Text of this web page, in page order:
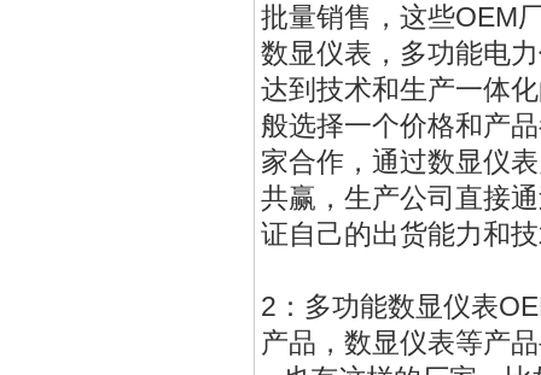
批量销售，这些OEM
数显仪表，多功能电
达到技术和生产一体
般选择一个价格和产
家合作，通过数显仪
共赢，生产公司直接
证自己的出货能力和
2：多功能数显仪表
产品，数显仪表等产